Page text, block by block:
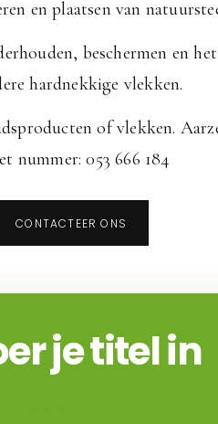
en plaatsen van
beschermen en
hardnekkige vlekken.
of vlekken.
nummer: 053 666 184
CONTACTEER ONS
je titel in